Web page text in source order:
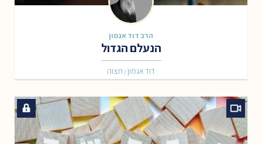
הרב דוד אגמון
הנעלם הגדול
תצוה /דוד אגמון